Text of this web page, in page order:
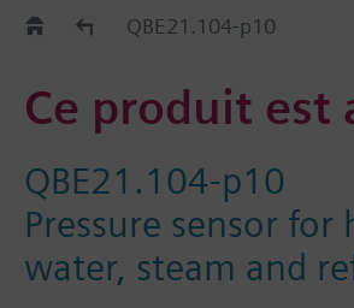
Old2NewQBE21.104-p10
Ce produit est
QBE21.104-p10
Pressure sensor for
water, steam and